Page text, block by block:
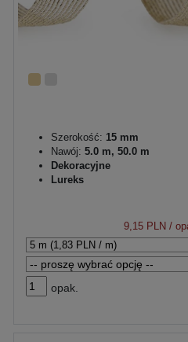
Szerokość: 15 mm
Nawój: 5.0 m, 50.0 m
Dekoracyjne
Lureks
9,15 PLN /
opak.